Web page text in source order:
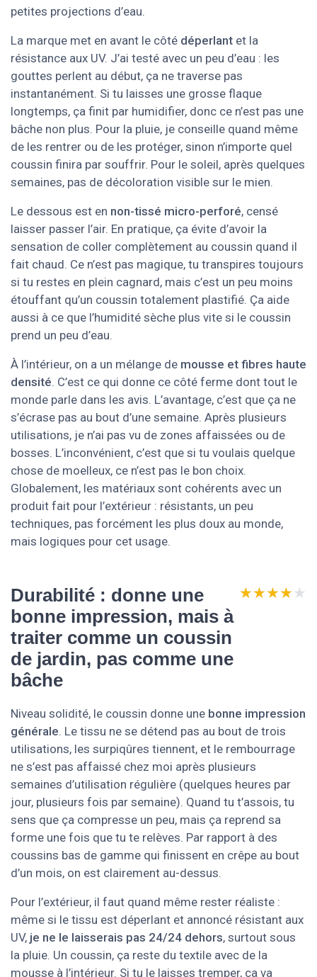
petites projections d’eau.
La marque met en avant le côté déperlant et la
résistance aux UV. J’ai testé avec un peu d’eau : les
gouttes perlent au début, ça ne traverse pas
instantanément. Si tu laisses une grosse flaque
longtemps, ça finit par humidifier, donc ce n’est pas une
bâche non plus. Pour la pluie, je conseille quand même
de les rentrer ou de les protéger, sinon n’importe quel
coussin finira par souffrir. Pour le soleil, après quelques
semaines, pas de décoloration visible sur le mien.
Le dessous est en non-tissé micro-perforé, censé
laisser passer l’air. En pratique, ça évite d’avoir la
sensation de coller complètement au coussin quand il
fait chaud. Ce n’est pas magique, tu transpires toujours
si tu restes en plein cagnard, mais c’est un peu moins
étouffant qu’un coussin totalement plastifié. Ça aide
aussi à ce que l’humidité sèche plus vite si le coussin
prend un peu d’eau.
À l’intérieur, on a un mélange de mousse et fibres haute
densité. C’est ce qui donne ce côté ferme dont tout le
monde parle dans les avis. L’avantage, c’est que ça ne
s’écrase pas au bout d’une semaine. Après plusieurs
utilisations, je n’ai pas vu de zones affaissées ou de
bosses. L’inconvénient, c’est que si tu voulais quelque
chose de moelleux, ce n’est pas le bon choix.
Globalement, les matériaux sont cohérents avec un
produit fait pour l’extérieur : résistants, un peu
techniques, pas forcément les plus doux au monde,
mais logiques pour cet usage.
Durabilité : donne une
bonne impression, mais à
traiter comme un coussin
de jardin, pas comme une
bâche
★★★★★
★★★★★
Niveau solidité, le coussin donne une bonne impression
générale. Le tissu ne se détend pas au bout de trois
utilisations, les surpiqûres tiennent, et le rembourrage
ne s’est pas affaissé chez moi après plusieurs
semaines d’utilisation régulière (quelques heures par
jour, plusieurs fois par semaine). Quand tu t’assois, tu
sens que ça compresse un peu, mais ça reprend sa
forme une fois que tu te relèves. Par rapport à des
coussins bas de gamme qui finissent en crêpe au bout
d’un mois, on est clairement au-dessus.
Pour l’extérieur, il faut quand même rester réaliste :
même si le tissu est déperlant et annoncé résistant aux
UV, je ne le laisserais pas 24/24 dehors, surtout sous
la pluie. Un coussin, ça reste du textile avec de la
mousse à l’intérieur. Si tu le laisses tremper, ça va